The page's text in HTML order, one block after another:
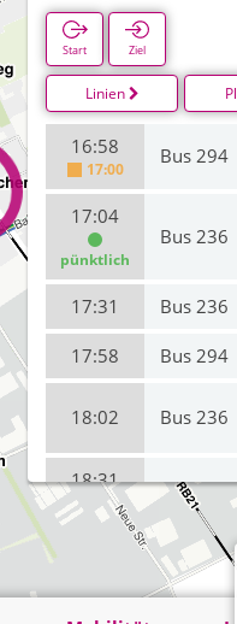
Start Ziel
Linien
16:58
17:00
Bus 294
17:04
pünktlich
Bus 236
17:31 Bus 236
17:58 Bus 294
18:02 Bus 236
18:31
pünktlich
Bus 236
Bus 294
19:02